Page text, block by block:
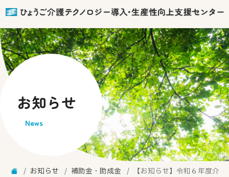
お知らせ
News
お知らせ 補助金・助成金
【お知らせ】令和６年度介